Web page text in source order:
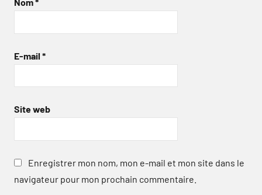
E-mail *
Site web
Enregistrer mon nom, mon e-mail et mon site dans le
navigateur pour mon prochain commentaire.